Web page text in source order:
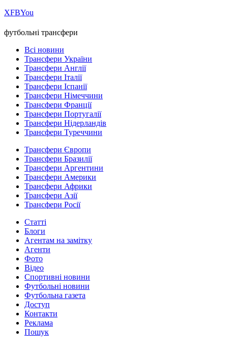
ХFBYou
футбольні трансфери
Всі новини
Трансфери України
Трансфери Англії
Трансфери Італії
Трансфери Іспанії
Трансфери Німеччини
Трансфери Франції
Трансфери Португалії
Трансфери Нідерландів
Трансфери Туреччини
Трансфери Європи
Трансфери Бразилії
Трансфери Аргентини
Трансфери Америки
Трансфери Африки
Трансфери Азії
Трансфери Росії
Статті
Блоги
Агентам на замітку
Агенти
Фото
Відео
Спортивні новини
Футбольні новини
Футбольна газета
Доступ
Контакти
Реклама
Пошук